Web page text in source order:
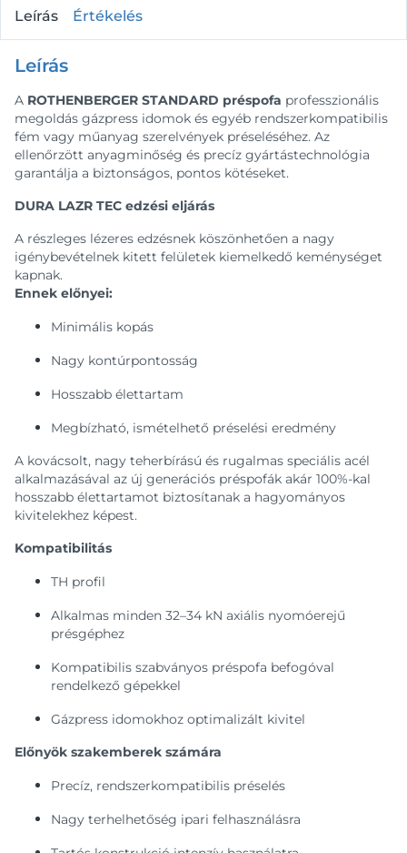
Leírás Értékelés
Leírás
A ROTHENBERGER STANDARD préspofa professzionális
megoldás gázpress idomok és egyéb rendszerkompatibilis
fém vagy műanyag szerelvények préseléséhez. Az
ellenőrzött anyagminőség és precíz gyártástechnológia
garantálja a biztonságos, pontos kötéseket.
DURA LAZR TEC edzési eljárás
A részleges lézeres edzésnek köszönhetően a nagy
igénybevételnek kitett felületek kiemelkedő keménységet
kapnak.
Ennek előnyei:
Minimális kopás
Nagy kontúrpontosság
Hosszabb élettartam
Megbízható, ismételhető préselési eredmény
A kovácsolt, nagy teherbírású és rugalmas speciális acél
alkalmazásával az új generációs préspofák akár 100%-kal
hosszabb élettartamot biztosítanak a hagyományos
kivitelekhez képest.
Kompatibilitás
TH profil
Alkalmas minden 32–34 kN axiális nyomóerejű
présgéphez
Kompatibilis szabványos préspofa befogóval
rendelkező gépekkel
Gázpress idomokhoz optimalizált kivitel
Előnyök szakemberek számára
Precíz, rendszerkompatibilis préselés
Nagy terhelhetőség ipari felhasználásra